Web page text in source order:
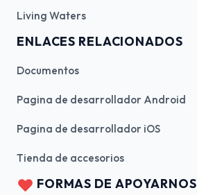
Living Waters
ENLACES RELACIONADOS
Documentos
Pagina de desarrollador Android
Pagina de desarrollador iOS
Tienda de accesorios
FORMAS DE APOYARNOS